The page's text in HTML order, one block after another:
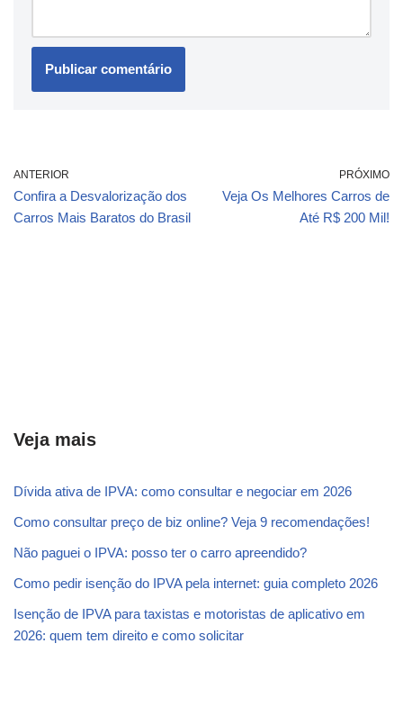
ANTERIOR
Confira a Desvalorização dos
Carros Mais Baratos do Brasil
PRÓXIMO
Veja Os Melhores Carros de
Até R$ 200 Mil!
Veja mais
Dívida ativa de IPVA: como consultar e negociar em 2026
Como consultar preço de biz online? Veja 9 recomendações!
Não paguei o IPVA: posso ter o carro apreendido?
Como pedir isenção do IPVA pela internet: guia completo 2026
Isenção de IPVA para taxistas e motoristas de aplicativo em
2026: quem tem direito e como solicitar